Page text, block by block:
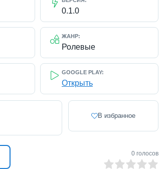
0.1.0
ЖАНР:
Ролевые
GOOGLE PLAY:
Открыть
В избранное
0 голосов